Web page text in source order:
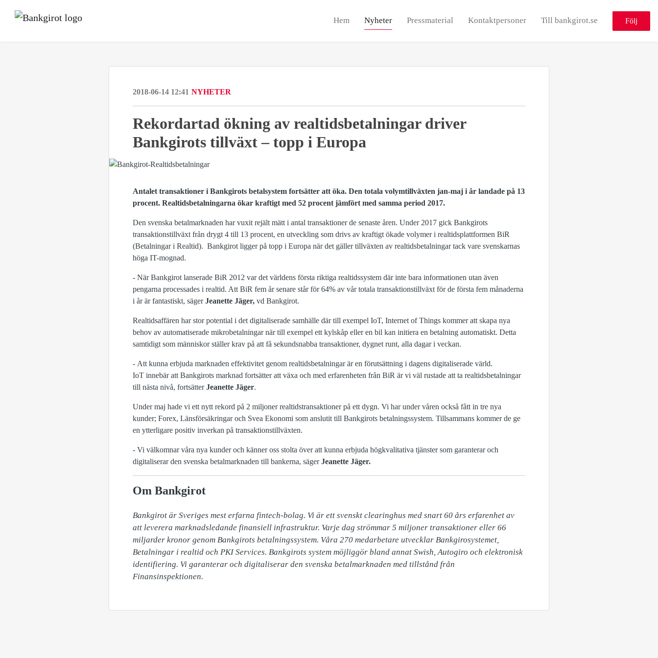
Hem Nyheter Pressmaterial Kontaktpersoner Till bankgirot.se Följ
2018-06-14 12:41 NYHETER
Rekordartad ökning av realtidsbetalningar driver
Bankgirots tillväxt – topp i Europa
Antalet transaktioner i Bankgirots betalsystem fortsätter att öka. Den totala volymtillväxten jan-maj i år landade på 13
procent. Realtidsbetalningarna ökar kraftigt med 52 procent jämfört med samma period 2017.
Den svenska betalmarknaden har vuxit rejält mätt i antal transaktioner de senaste åren. Under 2017 gick Bankgirots
transaktionstillväxt från drygt 4 till 13 procent, en utveckling som drivs av kraftigt ökade volymer i realtidsplattformen BiR
(Betalningar i Realtid). Bankgirot ligger på topp i Europa när det gäller tillväxten av realtidsbetalningar tack vare svenskarnas
höga IT-mognad.
- När Bankgirot lanserade BiR 2012 var det världens första riktiga realtidssystem där inte bara informationen utan även
pengarna processades i realtid. Att BiR fem år senare står för 64% av vår totala transaktionstillväxt för de första fem månaderna
i år är fantastiskt, sägerJeanette Jäger, vd Bankgirot.
Realtidsaffären har stor potential i det digitaliserade samhälle där till exempel IoT, Internet of Things kommer att skapa nya
behov av automatiserade mikrobetalningar när till exempel ett kylskåp eller en bil kan initiera en betalning automatiskt. Detta
samtidigt som människor ställer krav på att få sekundsnabba transaktioner, dygnet runt, alla dagar i veckan.
- Att kunna erbjuda marknaden effektivitet genom realtidsbetalningar är en förutsättning i dagens digitaliserade värld.
IoT innebär att Bankgirots marknad fortsätter att växa och med erfarenheten från BiR är vi väl rustade att ta realtidsbetalningar
till nästa nivå, fortsätterJeanette Jäger.
Under maj hade vi ett nytt rekord på 2 miljoner realtidstransaktioner på ett dygn. Vi har under våren också fått in tre nya
kunder; Forex, Länsförsäkringar och Svea Ekonomi som anslutit till Bankgirots betalningssystem. Tillsammans kommer de ge
en ytterligare positiv inverkan på transaktionstillväxten.
- Vi välkomnar våra nya kunder och känner oss stolta över att kunna erbjuda högkvalitativa tjänster som garanterar och
digitaliserar den svenska betalmarknaden till bankerna, sägerJeanette Jäger.
Om Bankgirot
Bankgirot är Sveriges mest erfarna fintech-bolag. Vi är ett svenskt clearinghus med snart 60 års erfarenhet av
att leverera marknadsledande finansiell infrastruktur. Varje dag strömmar 5 miljoner transaktioner eller 66
miljarder kronor genom Bankgirots betalningssystem. Våra 270 medarbetare utvecklar Bankgirosystemet,
Betalningar i realtid och PKI Services. Bankgirots system möjliggör bland annat Swish, Autogiro och elektronisk
identifiering. Vi garanterar och digitaliserar den svenska betalmarknaden med tillstånd från
Finansinspektionen.